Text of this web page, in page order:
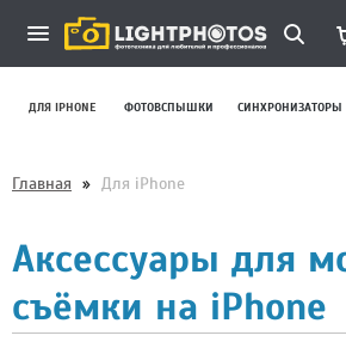
ДЛЯ IPHONE ФОТОВСПЫШКИ СИНХРОНИЗАТОРЫ
Главная » Для iPhone
Аксессуары для
съёмки на iPhone